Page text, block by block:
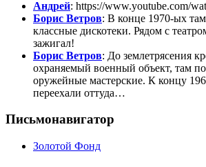
Андрей: https://www.youtube.com/
Борис Ветров: В конце 1970-ых
классные дискотеки. Рядом с
зажигал!
Борис Ветров: До землетрясения
охраняемый военный объект, там
оружейные мастерские. К концу
переехали оттуда…
Письмонавигатор
Золотой Фонд